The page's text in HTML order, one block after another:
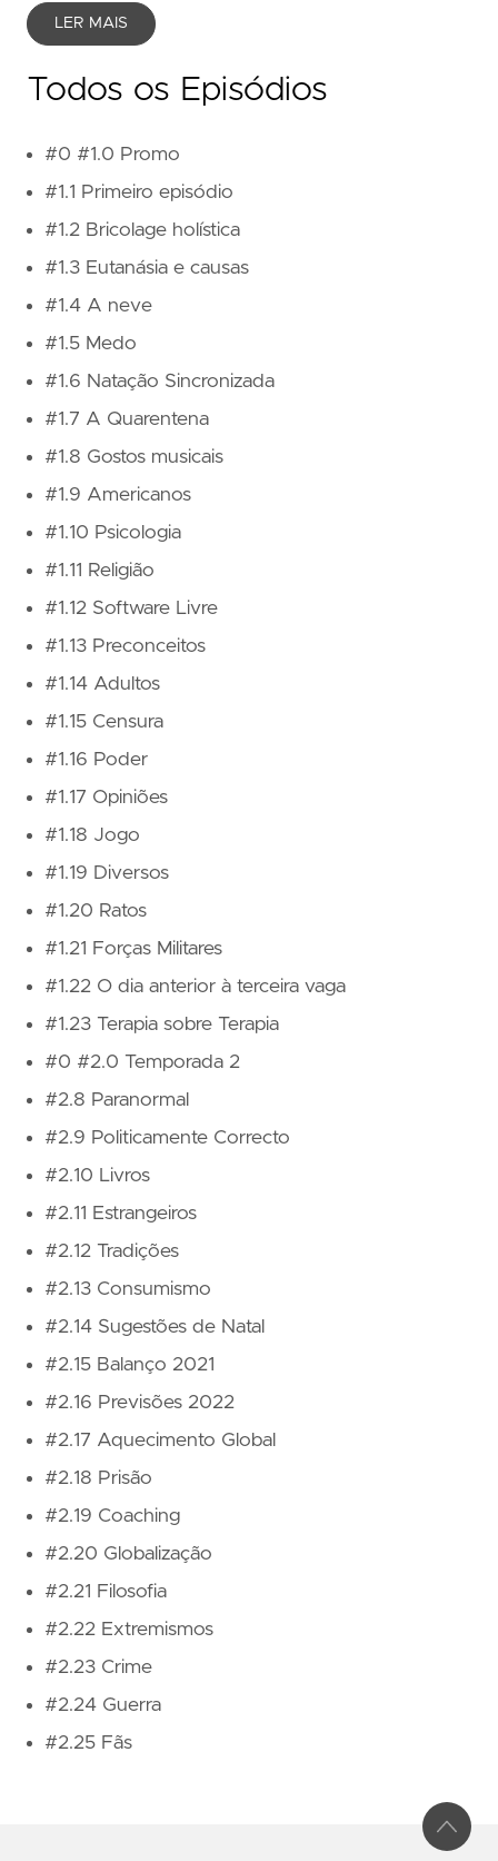
LER MAIS
Todos os Episódios
#0 #1.0 Promo
#1.1 Primeiro episódio
#1.2 Bricolage holística
#1.3 Eutanásia e causas
#1.4 A neve
#1.5 Medo
#1.6 Natação Sincronizada
#1.7 A Quarentena
#1.8 Gostos musicais
#1.9 Americanos
#1.10 Psicologia
#1.11 Religião
#1.12 Software Livre
#1.13 Preconceitos
#1.14 Adultos
#1.15 Censura
#1.16 Poder
#1.17 Opiniões
#1.18 Jogo
#1.19 Diversos
#1.20 Ratos
#1.21 Forças Militares
#1.22 O dia anterior à terceira vaga
#1.23 Terapia sobre Terapia
#0 #2.0 Temporada 2
#2.8 Paranormal
#2.9 Politicamente Correcto
#2.10 Livros
#2.11 Estrangeiros
#2.12 Tradições
#2.13 Consumismo
#2.14 Sugestões de Natal
#2.15 Balanço 2021
#2.16 Previsões 2022
#2.17 Aquecimento Global
#2.18 Prisão
#2.19 Coaching
#2.20 Globalização
#2.21 Filosofia
#2.22 Extremismos
#2.23 Crime
#2.24 Guerra
#2.25 Fãs